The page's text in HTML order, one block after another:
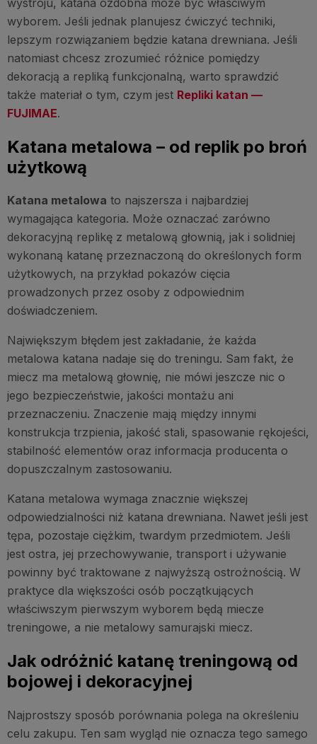
wyborem. Jeśli jednak planujesz ćwiczyć techniki,
lepszym rozwiązaniem będzie katana drewniana. Jeśli
natomiast chcesz zrozumieć różnice pomiędzy
dekoracją a repliką funkcjonalną, warto sprawdzić
także materiał o tym, czym jest Repliki katan —
FUJIMAE.
Katana metalowa – od replik po broń
użytkową
Katana metalowa to najszersza i najbardziej
wymagająca kategoria. Może oznaczać zarówno
dekoracyjną replikę z metalową głownią, jak i solidniej
wykonaną katanę przeznaczoną do określonych form
użytkowych, na przykład pokazów cięcia
prowadzonych przez osoby z odpowiednim
doświadczeniem.
Największym błędem jest zakładanie, że każda
metalowa katana nadaje się do treningu. Sam fakt, że
miecz ma metalową głownię, nie mówi jeszcze nic o
jego bezpieczeństwie, jakości montażu ani
przeznaczeniu. Znaczenie mają między innymi
konstrukcja trzpienia, jakość stali, spasowanie rękojeści,
stabilność elementów oraz informacja producenta o
dopuszczalnym zastosowaniu.
Katana metalowa wymaga znacznie większej
odpowiedzialności niż katana drewniana. Nawet jeśli jest
tępa, pozostaje ciężkim, twardym przedmiotem. Jeśli
jest ostra, jej przechowywanie, transport i używanie
powinny być traktowane z najwyższą ostrożnością. W
praktyce dla większości osób początkujących
właściwszym pierwszym wyborem będą miecze
treningowe, a nie metalowy samurajski miecz.
Jak odróżnić katanę treningową od
bojowej i dekoracyjnej
Najprostszy sposób porównania polega na określeniu
celu zakupu. Ten sam wygląd nie oznacza tego samego